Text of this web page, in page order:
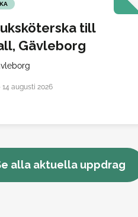
till
Gävleborg
14 augusti 2026
alla aktuella uppdrag